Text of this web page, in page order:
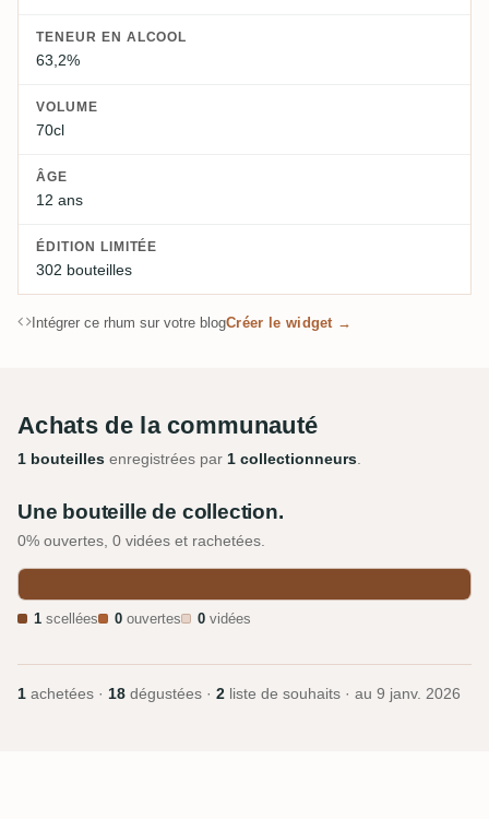
TENEUR EN ALCOOL
63,2%
VOLUME
70cl
ÂGE
12 ans
ÉDITION LIMITÉE
302 bouteilles
Intégrer ce rhum sur votre blogCréer le widget →
Achats de la communauté
1 bouteilles enregistrées par 1 collectionneurs
Une bouteille de collection.
0% ouvertes, 0 vidées et rachetées.
1 scellées 0 ouvertes 0 vidées
1 achetées · 18 dégustées · 2 liste de souhaits · au 9 janv. 2026